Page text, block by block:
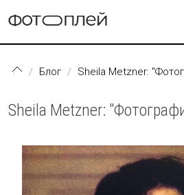
Блог Sheila Metzner:
Sheila Metzner: